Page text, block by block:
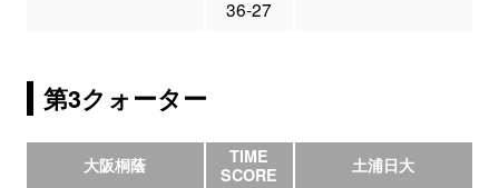
36-27
第3クォーター
大阪桐蔭
TIME
SCORE
土浦日大